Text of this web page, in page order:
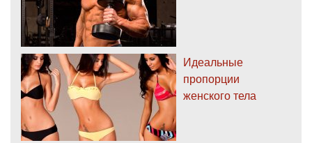
Идеальные
пропорции
женского тела